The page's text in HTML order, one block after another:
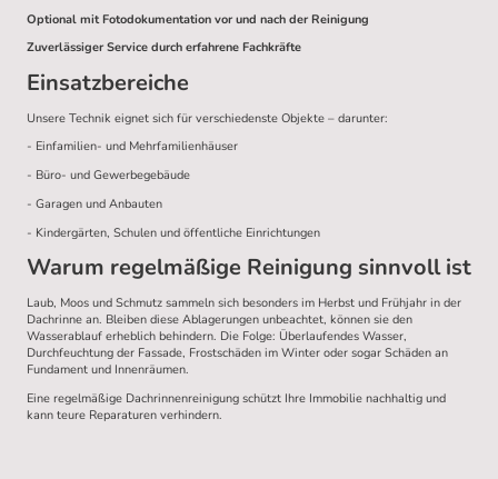
Optional mit Fotodokumentation vor und nach der Reinigung
Zuverlässiger Service durch erfahrene Fachkräfte
Einsatzbereiche
Unsere Technik eignet sich für verschiedenste Objekte – darunter:
- Einfamilien- und Mehrfamilienhäuser
- Büro- und Gewerbegebäude
- Garagen und Anbauten
- Kindergärten, Schulen und öffentliche Einrichtungen
Warum regelmäßige Reinigung sinnvoll ist
Laub, Moos und Schmutz sammeln sich besonders im Herbst und Frühjahr in der
Dachrinne an. Bleiben diese Ablagerungen unbeachtet, können sie den
Wasserablauf erheblich behindern. Die Folge: Überlaufendes Wasser,
Durchfeuchtung der Fassade, Frostschäden im Winter oder sogar Schäden an
Fundament und Innenräumen.
Eine regelmäßige Dachrinnenreinigung schützt Ihre Immobilie nachhaltig und
kann teure Reparaturen verhindern.